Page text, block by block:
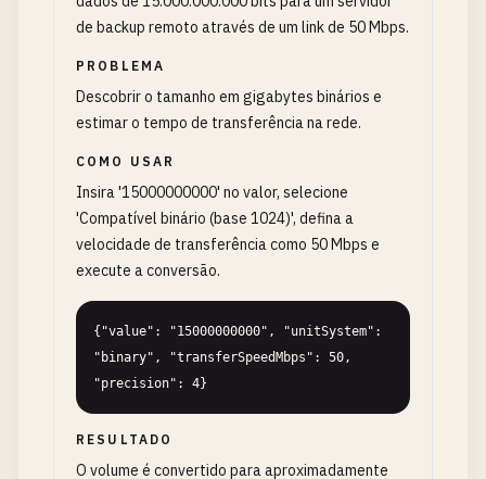
de backup remoto através de um link de 50 Mbps.
PROBLEMA
Descobrir o tamanho em gigabytes binários e
estimar o tempo de transferência na rede.
COMO USAR
Insira '15000000000' no valor, selecione
'Compatível binário (base 1024)', defina a
velocidade de transferência como 50 Mbps e
execute a conversão.
{"value": "15000000000", "unitSystem":
"binary", "transferSpeedMbps": 50,
"precision": 4}
RESULTADO
O volume é convertido para aproximadamente